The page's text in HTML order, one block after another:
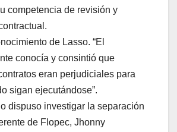
competencia de revisión y
de Lasso. “El
conocía y consintió que
eran perjudiciales para
sigan ejecutándose”.
dispuso investigar la separación
de Flopec, Jhonny